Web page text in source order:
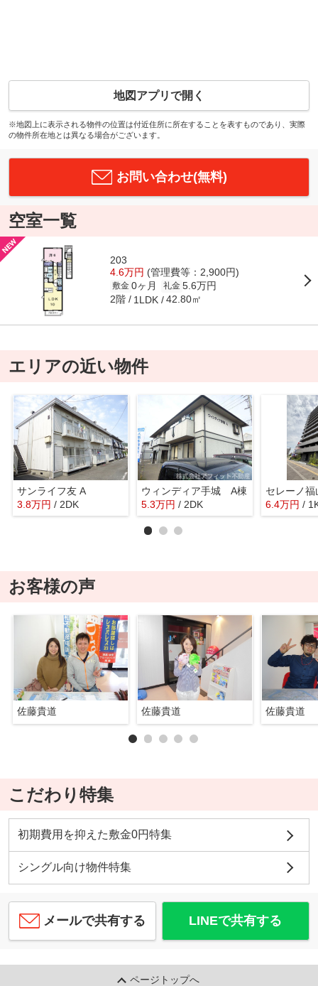
地図アプリで開く
※地図上に表示される物件の位置は付近住所に所在することを表すものであり、実際
の物件所在地とは異なる場合がございます。
お問い合わせ(無料)
空室一覧
203
4.6万円 (管理費等：2,900円)
敷金 0ヶ月 礼金 5.6万円
2階 1LDK 42.80㎡
エリアの近い物件
サンライフ友 A
3.8万円 / 2DK
ウィンディア手城 A棟
5.3万円 / 2DK
セレーノ福
6.4万円 /
お客様の声
佐藤貴道 佐藤貴道 佐藤貴道
こだわり特集
初期費用を抑えた敷金0円特集
シングル向け物件特集
メールで共有する LINEで共有する
ページトップへ